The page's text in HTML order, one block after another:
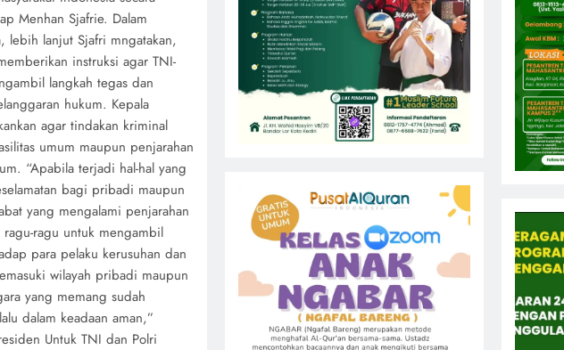
Menhan Sjafrie. Dalam
lebih lanjut Sjafri mngatakan,
instruksi agar TNI-
langkah tegas dan
hukum. Kepala
agar tindakan kriminal
umum maupun penjarahan
“Apabila terjadi hal-hal yang
bagi pribadi maupun
yang mengalami penjarahan
ragu untuk mengambil
para pelaku kerusuhan dan
wilayah pribadi maupun
yang memang sudah
dalam keadaan aman,”
Untuk TNI dan Polri